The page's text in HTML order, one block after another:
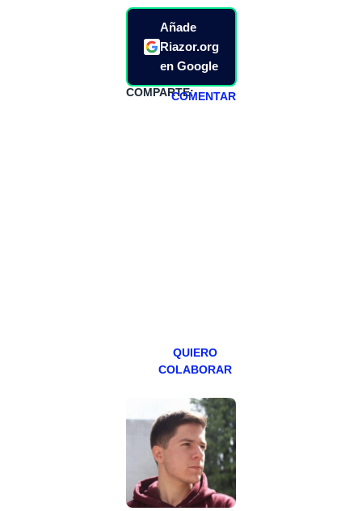
Añade
Riazor.org
en Google
COMPARTE:COMENTAR
QUIERO
COLABORAR